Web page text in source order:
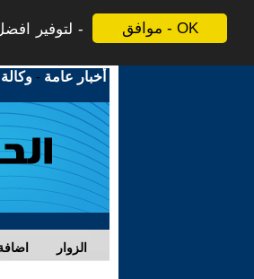
موافق - OK
لتوفير
أخبار عامة -وكالة
الزوار